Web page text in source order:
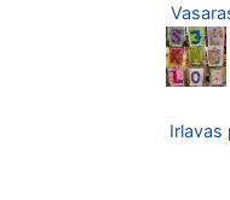
Irlavas